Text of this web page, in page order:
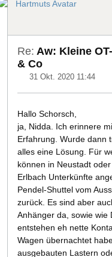
Re: Aw: Kleine
& Co
31 Okt. 2020 11:44
Hallo Schorsch,
ja, Nidda. Ich erinnere
Erfahrung. Wurde dann
alles eine Lösung. Für
können in Neustadt
Erlbach Unterkünfte
Pendel-Shuttel vom
zurück. Es sind aber
Anhänger da, sowie wie
entstehen eh nette
Wagen übernachtet
ausgebauten Lastern